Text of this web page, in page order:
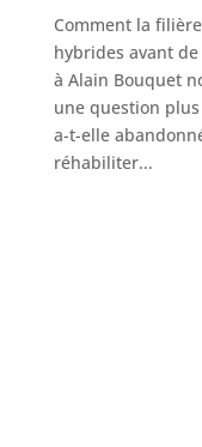
Comment la
hybrides avant
à Alain Bouquet
une question
a-t-elle
réhabiliter...